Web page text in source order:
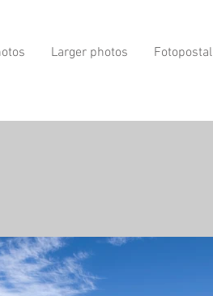
Larger photos Fotopostal